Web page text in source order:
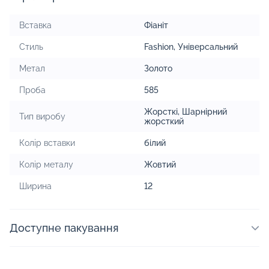
Вставка Фіаніт
Стиль Fashion, Універсальний
Метал Золото
Проба 585
Тип виробу Жорсткі, Шарнірний
жорсткий
Колір вставки білий
Колір металу Жовтий
Ширина 12
Доступне пакування